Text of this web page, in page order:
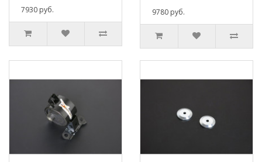
7930 руб.
9780 руб.